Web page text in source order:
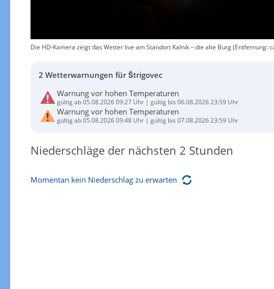
Die HD-Kamera zeigt das Wetter live am Standort Kalnik – die alte Burg (Entfernung:
2 Wetterwarnungen für Štrigovec
Warnung vor hohen Temperaturen
gültig ab 05.08.2026 09:27 Uhr | gültig bis 06.08.2026 23:59 Uhr
Warnung vor hohen Temperaturen
gültig ab 05.08.2026 09:48 Uhr | gültig bis 07.08.2026 23:59 Uhr
Niederschläge der nächsten 2 Stunden
Momentan kein Niederschlag zu erwarten